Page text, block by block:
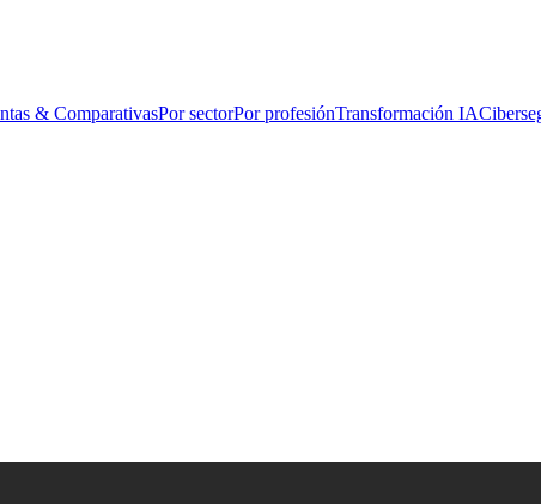
& ComparativasPor sectorPor profesiónTransformación IA